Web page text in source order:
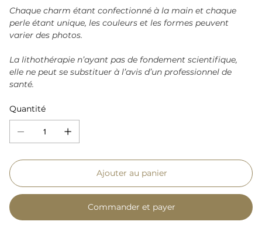
Chaque charm étant confectionné à la main et chaque
perle étant unique, les couleurs et les formes peuvent
varier des photos.
La lithothérapie n’ayant pas de fondement scientifique,
elle ne peut se substituer à l’avis d’un professionnel de
santé.
Quantité
Ajouter au panier
Commander et payer